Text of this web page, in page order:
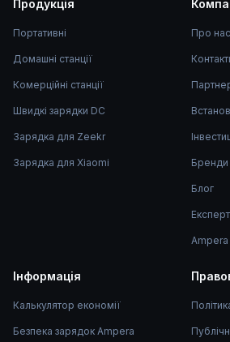
Продукція
Портативні
Домашні станції
Комерційні станції
Швидкі зарядки DC
Зарядка для Zeekr
Зарядка для Xiaomi
Про нас
Бренди
Блог
Інформація
Калькулятор економії
Безпека зарядок Ampera